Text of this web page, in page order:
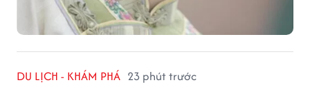
DU LỊCH - KHÁM PHÁ 23 phút trước